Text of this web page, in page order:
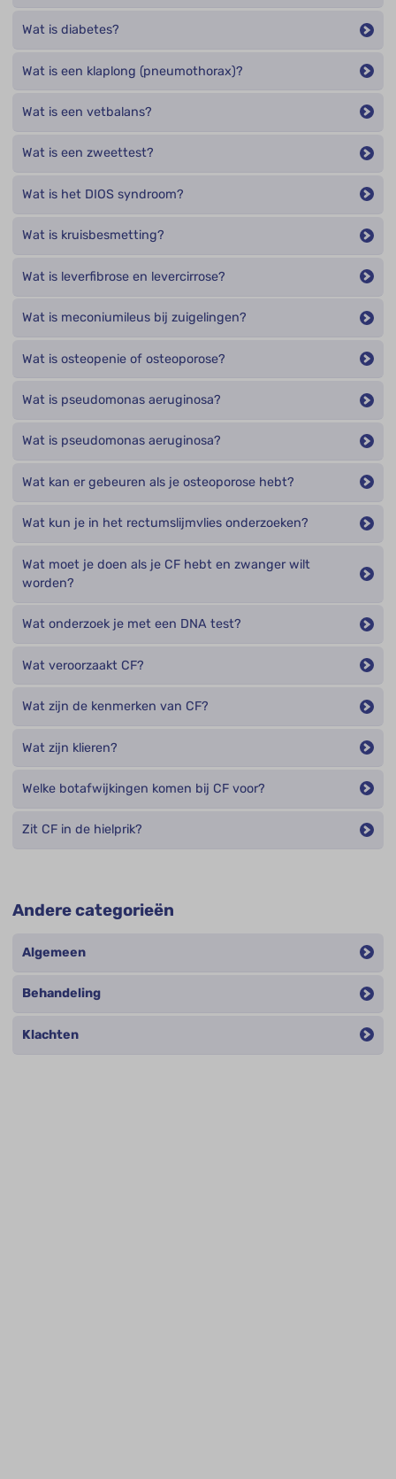
Wat is diabetes?
Wat is een klaplong (pneumothorax)?
Wat is een vetbalans?
Wat is een zweettest?
Wat is het DIOS syndroom?
Wat is kruisbesmetting?
Wat is leverfibrose en levercirrose?
Wat is meconiumileus bij zuigelingen?
Wat is osteopenie of osteoporose?
Wat is pseudomonas aeruginosa?
Wat is pseudomonas aeruginosa?
Wat kan er gebeuren als je osteoporose hebt?
Wat kun je in het rectumslijmvlies onderzoeken?
Wat moet je doen als je CF hebt en zwanger wilt
worden?
Wat onderzoek je met een DNA test?
Wat veroorzaakt CF?
Wat zijn de kenmerken van CF?
Wat zijn klieren?
Welke botafwijkingen komen bij CF voor?
Zit CF in de hielprik?
Andere categorieën
Algemeen
Behandeling
Klachten